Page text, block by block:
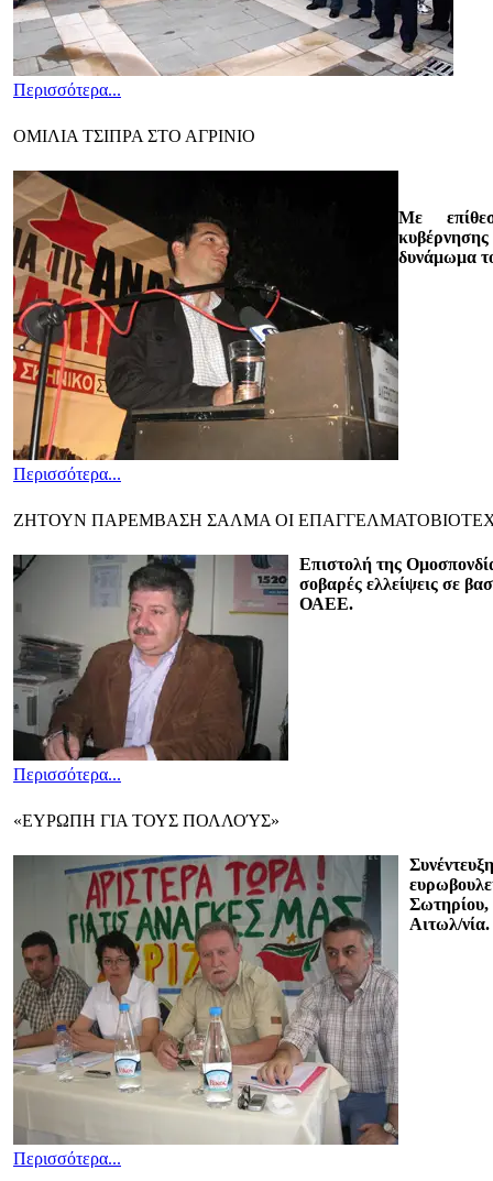
Περισσότερα...
OMIΛΙΑ ΤΣΙΠΡΑ ΣΤΟ ΑΓΡΙΝΙΟ
Με
δυνάμωμα
Περισσότερα...
ΖΗΤΟΥΝ ΠΑΡΕΜΒΑΣΗ ΣΑΛΜΑ ΟΙ
Επιστολή της
σοβαρές ελλείψεις σε
ΟΑΕΕ.
Περισσότερα...
«ΕΥΡΩΠΗ ΓΙΑ ΤΟΥΣ ΠΟΛΛΟΎΣ»
Σωτηρίου,
Αιτωλ/νία.
Περισσότερα...